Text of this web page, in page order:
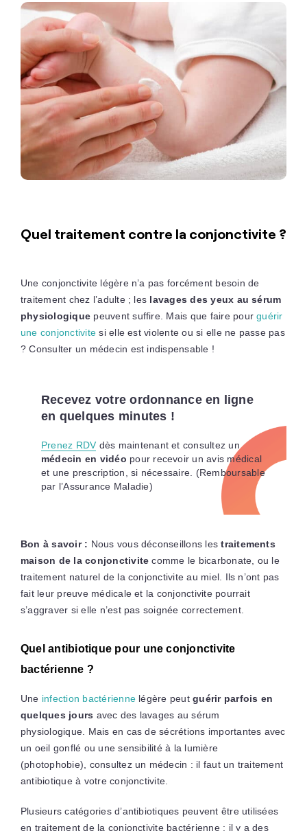
Quel traitement contre la conjonctivite ?
Une conjonctivite légère n’a pas forcément besoin de
traitement chez l’adulte ; les lavages des yeux au sérum
physiologique peuvent suffire. Mais que faire pourguérir
une conjonctivite si elle est violente ou si elle ne passe pas
? Consulter un médecin est indispensable !
Recevez votre ordonnance en ligne
en quelques minutes !
Prenez RDV dès maintenant et consultez un
médecin en vidéo pour recevoir un avis médical
et une prescription, si nécessaire. (Remboursable
par l’Assurance Maladie)
Bon à savoir : Nous vous déconseillons les traitements
maison de la conjonctivite comme le bicarbonate, ou le
traitement naturel de la conjonctivite au miel. Ils n’ont pas
fait leur preuve médicale et la conjonctivite pourrait
s’aggraver si elle n’est pas soignée correctement.
Quel antibiotique pour une conjonctivite
bactérienne ?
Une infection bactérienne légère peutguérir parfois en
quelques jours avec des lavages au sérum
physiologique. Mais en cas de sécrétions importantes avec
un oeil gonflé ou une sensibilité à la lumière
(photophobie), consultez un médecin : il faut un traitement
antibiotique à votre conjonctivite.
Plusieurs catégories d’antibiotiques peuvent être utilisées
en traitement de la conjonctivite bactérienne : il y a des